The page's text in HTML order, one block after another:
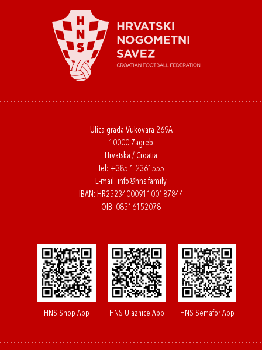
Ulica grada Vukovara 269A
10000 Zagreb
Hrvatska / Croatia
Tel: +385 1 2361555
E-mail: info@hns.family
IBAN: HR2523400091100187844
OIB: 08516152078
HNS Shop App HNS Ulaznice App HNS Semafor App